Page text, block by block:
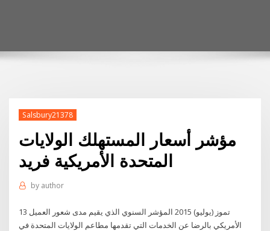
Salsbury21378
مؤشر أسعار المستهلك الولايات
المتحدة الأمريكية فريد
by author
13 تموز (يوليو) 2015 المؤشر السنوي الذي يقيم مدى شعور العميل
الأمريكي بالرضا عن الخدمات التي تقدمها مطاعم الولايات المتحدة في